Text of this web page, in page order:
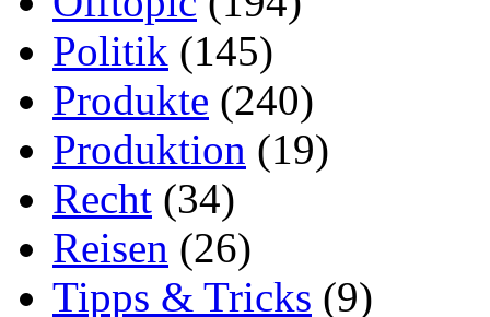
Politik (145)
Produkte (240)
Produktion (19)
Recht (34)
Reisen (26)
Tipps & Tricks (9)